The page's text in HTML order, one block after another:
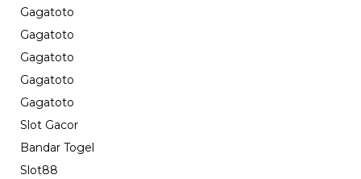
Gagatoto
Gagatoto
Gagatoto
Gagatoto
Gagatoto
Slot Gacor
Bandar Togel
Slot88